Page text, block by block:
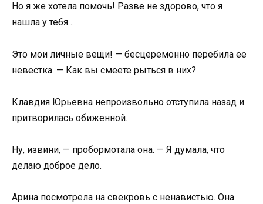
Но я же хотела помочь! Разве не здорово, что я
нашла у тебя…
Это мои личные вещи! — бесцеремонно перебила ее
невестка. — Как вы смеете рыться в них?
Клавдия Юрьевна непроизвольно отступила назад и
притворилась обиженной.
Ну, извини, — пробормотала она. — Я думала, что
делаю доброе дело.
Арина посмотрела на свекровь с ненавистью. Она